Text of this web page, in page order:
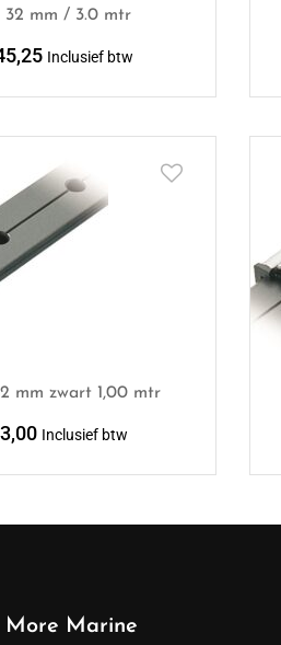
32 mm / 3.0 mtr
Inclusief btw
mm zwart 1,00 mtr
Inclusief btw
More Marine